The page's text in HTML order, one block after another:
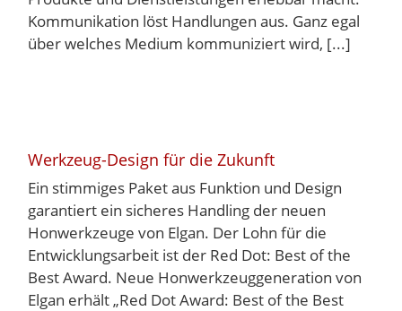
Kommunikation löst Handlungen aus. Ganz egal
über welches Medium kommuniziert wird, [...]
Werkzeug-Design für die Zukunft
Ein stimmiges Paket aus Funktion und Design
garantiert ein sicheres Handling der neuen
Honwerkzeuge von Elgan. Der Lohn für die
Entwicklungsarbeit ist der Red Dot: Best of the
Best Award. Neue Honwerkzeuggeneration von
Elgan erhält „Red Dot Award: Best of the Best